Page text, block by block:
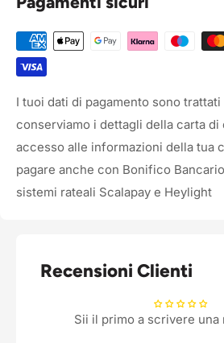
I tuoi dati di pagamento sono
conserviamo i dettagli della carta di
accesso alle informazioni della tua
pagare anche con Bonifico
sistemi rateali Scalapay e Heylight
Recensioni Clienti
Sii il primo a scrivere una